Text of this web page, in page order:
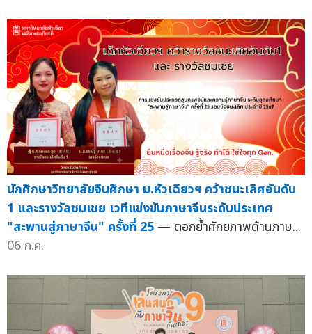
นักศึกษาวิทยาลัยจีนศึกษา ม.หัวเฉียวฯ คว้าชนะเลิศอันดับ
1 และรางวัลชมเชย เวทีแข่งขันภาษาจีนระดับประเทศ
"สะพานสู่ภาษาจีน" ครั้งที่ 25 — ตอกย้ำศักยภาพด้านภาษ...
06 ก.ค.